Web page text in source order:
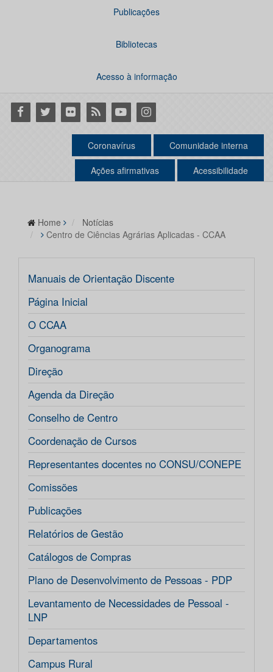
Publicações
Bibliotecas
Acesso à informação
Facebook
Twitter Flickr RSS YoutubeInstagram
Coronavírus Comunidade interna
Ações afirmativas Acessibilidade
Home
Notícias
Centro de Ciências Agrárias Aplicadas - CCAA
Manuais de Orientação Discente
Página Inicial
O CCAA
Organograma
Direção
Agenda da Direção
Conselho de Centro
Coordenação de Cursos
Representantes docentes no CONSU/CONEPE
Comissões
Publicações
Relatórios de Gestão
Catálogos de Compras
Plano de Desenvolvimento de Pessoas - PDP
Levantamento de Necessidades de Pessoal -
LNP
Departamentos
Campus Rural